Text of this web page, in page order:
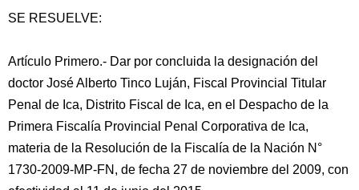
SE RESUELVE:
Artículo Primero.- Dar por concluida la designación del
doctor José Alberto Tinco Luján, Fiscal Provincial Titular
Penal de Ica, Distrito Fiscal de Ica, en el Despacho de la
Primera Fiscalía Provincial Penal Corporativa de Ica,
materia de la Resolución de la Fiscalía de la Nación N°
1730-2009-MP-FN, de fecha 27 de noviembre del 2009, con